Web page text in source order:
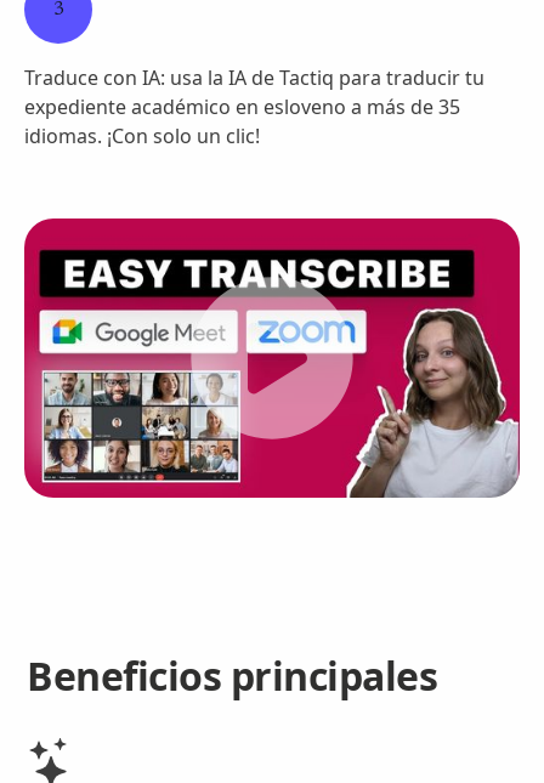
3
Traduce con IA: usa la IA de Tactiq para traducir tu
expediente académico en esloveno a más de 35
idiomas. ¡Con solo un clic!
Beneficios principales